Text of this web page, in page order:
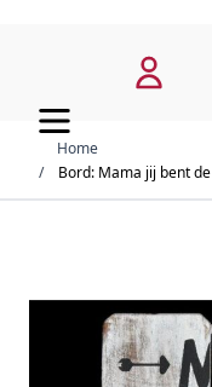
Home
/
Bord: Mama jij bent